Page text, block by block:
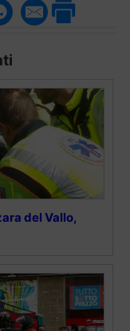
del Vallo,